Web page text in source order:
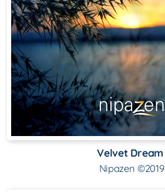
Velvet Dream
Nipazen ©2019